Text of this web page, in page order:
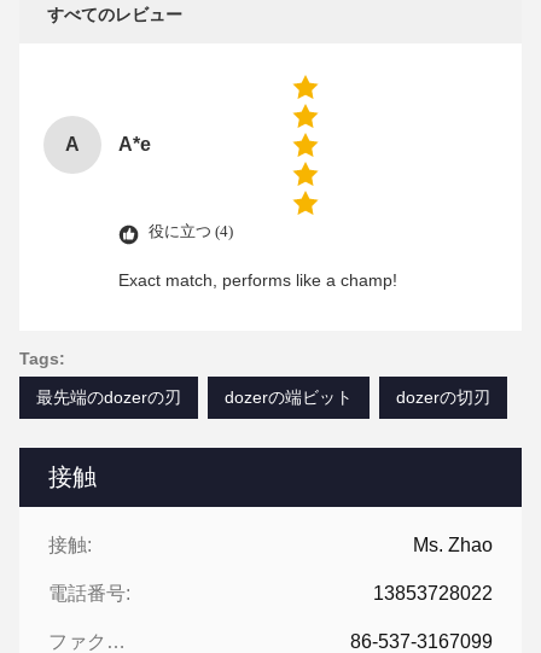
接触
接触: Ms. Zhao
電話番号: 13853728022
ファクシミリ: 86-537-3167099
すべてのレビュー
A A*e
役に立つ (4)
Exact match, performs like a champ!
Tags:
最先端のdozerの刃
dozerの端ビット dozerの切刃